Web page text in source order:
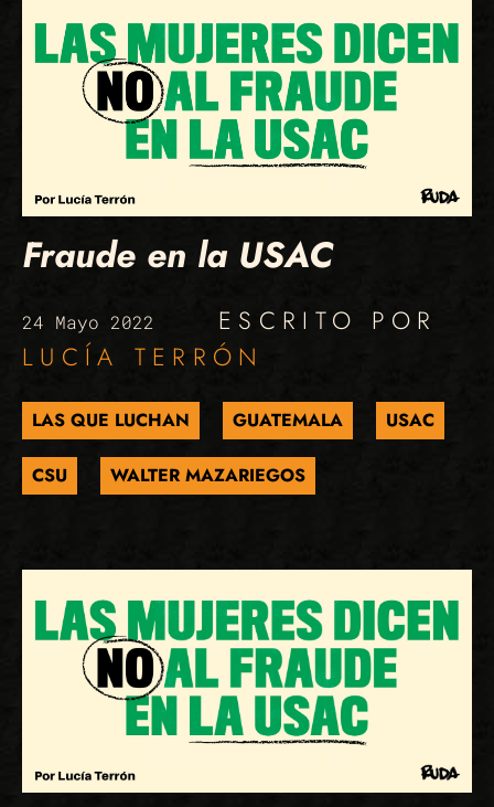
Fraude en la USAC
24 Mayo 2022
ESCRITO POR
LUCÍA TERRÓN
LAS QUE LUCHAN GUATEMALA USAC
CSU WALTER MAZARIEGOS